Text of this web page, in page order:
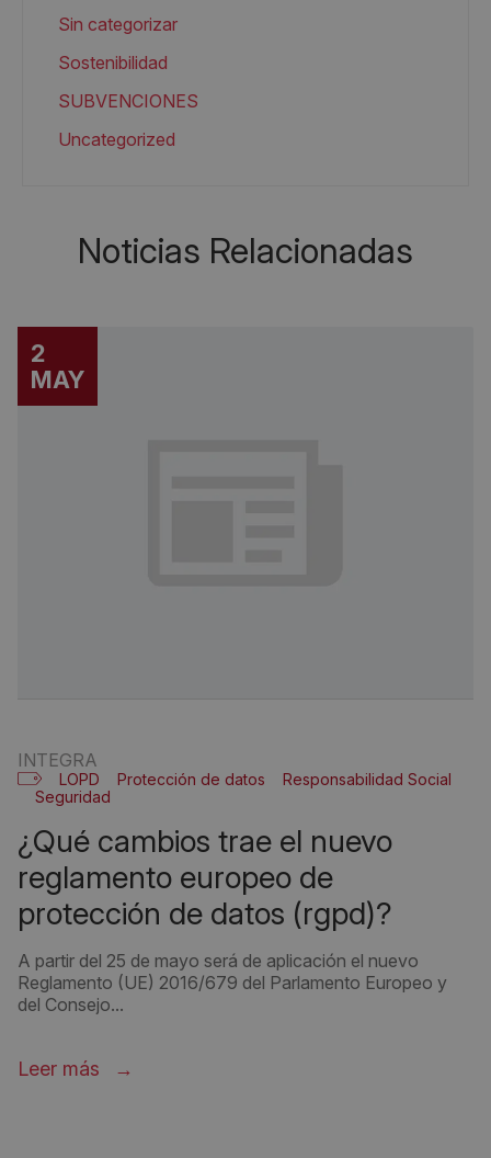
Sin categorizar
Sostenibilidad
SUBVENCIONES
Uncategorized
Noticias Relacionadas
2
MAY
INTEGRA
LOPD Protección de datos
Responsabilidad Social
Seguridad
¿qué cambios trae el nuevo
reglamento europeo de
protección de datos (rgpd)?
A partir del 25 de mayo será de aplicación el nuevo
Reglamento (UE) 2016/679 del Parlamento Europeo y
del Consejo...
Leer más